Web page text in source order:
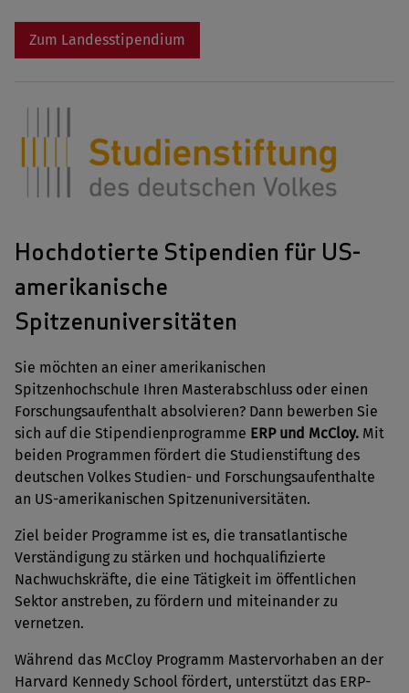
Zum Landesstipendium
Hochdotierte Stipendien für US-
amerikanische
Spitzenuniversitäten
Sie möchten an einer amerikanischen
Spitzenhochschule Ihren Masterabschluss oder einen
Forschungsaufenthalt absolvieren? Dann bewerben Sie
sich auf die Stipendienprogramme ERP und McCloy. Mit
beiden Programmen fördert die Studienstiftung des
deutschen Volkes Studien- und Forschungsaufenthalte
an US-amerikanischen Spitzenuniversitäten.
Ziel beider Programme ist es, die transatlantische
Verständigung zu stärken und hochqualifizierte
Nachwuchskräfte, die eine Tätigkeit im öffentlichen
Sektor anstreben, zu fördern und miteinander zu
vernetzen.
Während das McCloy Programm Mastervorhaben an der
Harvard Kennedy School fördert, unterstützt das ERP-